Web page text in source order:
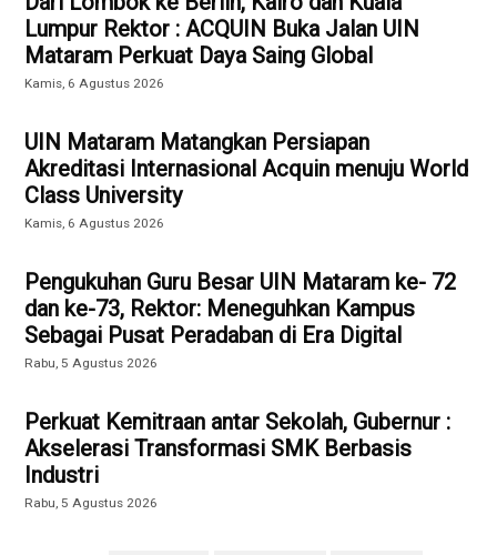
Lumpur Rektor : ACQUIN Buka Jalan UIN
Mataram Perkuat Daya Saing Global
Kamis, 6 Agustus 2026
UIN Mataram Matangkan Persiapan
Akreditasi Internasional Acquin menuju World
Class University
Kamis, 6 Agustus 2026
Pengukuhan Guru Besar UIN Mataram ke- 72
dan ke-73, Rektor: Meneguhkan Kampus
Sebagai Pusat Peradaban di Era Digital
Rabu, 5 Agustus 2026
Perkuat Kemitraan antar Sekolah, Gubernur :
Akselerasi Transformasi SMK Berbasis
Industri
Rabu, 5 Agustus 2026